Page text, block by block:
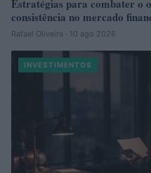
Estratégias para combater o
consistência no mercado
Rafael Oliveira · 10 ago 2026
INVESTIMENTOS